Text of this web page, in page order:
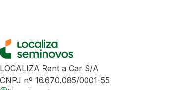
LOCALIZA Rent a Car S/A
CNPJ nº 16.670.085/0001-55